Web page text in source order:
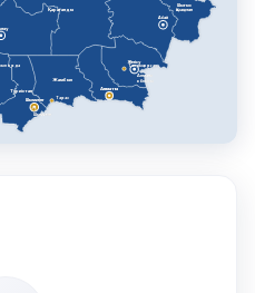
Шығыс
Қазақстан
Қарағанды
Жамбыл
Түркістан
Алматы
облысы
Алматы
Абай
Жетісу
Шымкент
Тараз
Шымкент
Талдықорған